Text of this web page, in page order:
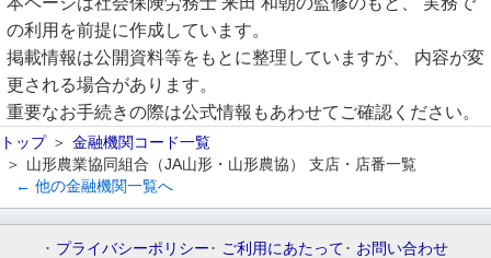
の利用を前提に作成しています。
掲載情報は公開資料等をもとに整理していますが、 内容が変
更される場合があります。
重要なお手続きの際は公式情報もあわせてご確認ください。
トップ
金融機関コード一覧
山形農業協同組合（JA山形・山形農協） 支店・店番一覧
← 他の金融機関一覧へ
プライバシーポリシー ご利用にあたって
お問い合わせ